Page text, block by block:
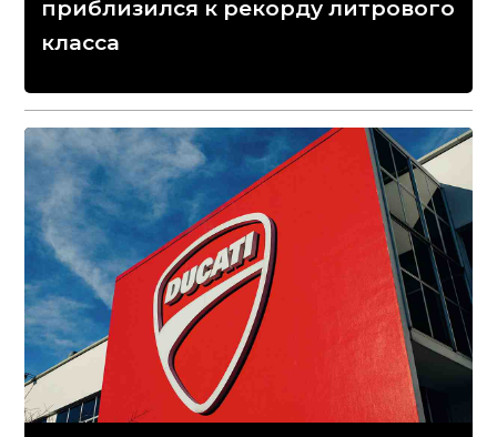
приблизился к рекорду литрового
класса